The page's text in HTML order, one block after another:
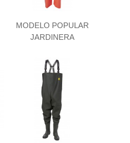
MODELO POPULAR
JARDINERA